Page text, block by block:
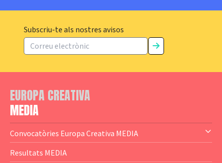
Subscriu-te als nostres avisos
EUROPA CREATIVA
MEDIA
Convocatòries Europa Creativa MEDIA
— Content Cluster
Resultats MEDIA